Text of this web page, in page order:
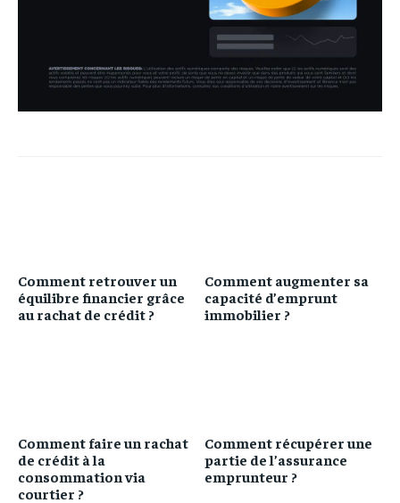
Comment retrouver un
équilibre financier grâce
au rachat de crédit ?
Comment augmenter sa
capacité d’emprunt
immobilier ?
Comment faire un rachat
de crédit à la
consommation via
courtier ?
Comment récupérer une
partie de l’assurance
emprunteur ?